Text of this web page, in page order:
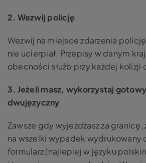
2. Wezwij policję
Wezwij na miejsce zdarzenia
nie ucierpiał. Przepisy w danym
obecności służb przy każdej kolizji
3. Jeżeli masz, wykorzystaj
dwujęzyczny
Zawsze gdy wyjeżdżasz za granicę,
na wszelki wypadek wydrukowany
formularz (najlepiej w języku